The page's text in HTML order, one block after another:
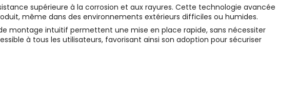
supérieure à la corrosion et aux rayures. Cette technologie avancée
même dans des environnements extérieurs difficiles ou humides.
montage intuitif permettent une mise en place rapide, sans nécessiter
à tous les utilisateurs, favorisant ainsi son adoption pour sécuriser